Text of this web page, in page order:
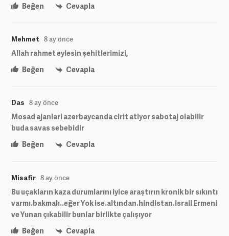
Beğen
Cevapla
Mehmet 8 ay önce
Allah rahmet eylesin şehitlerimizi,
Beğen
Cevapla
Das 8 ay önce
Mosad ajanlari azerbaycanda cirit atiyor sabotaj olabilir
buda savas sebebidir
Beğen
Cevapla
Misafir 8 ay önce
Bu uçakların kaza durumlarını iyice araştırın kronik bir sıkıntı
varmı.bakmalı..eğer Yok ise.altından.hindistan.israil Ermeni
ve Yunan çıkabilir bunlar birlikte çalışıyor
Beğen
Cevapla